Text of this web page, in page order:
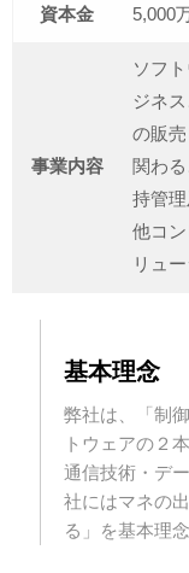
資本金 5,000
事業内容
ソフ
ジネ
の販
関わ
持管
他コ
リュ
基本理念
弊社は、「制
トウェアの２
通信技術・デ
社にはマネの
る」を基本理